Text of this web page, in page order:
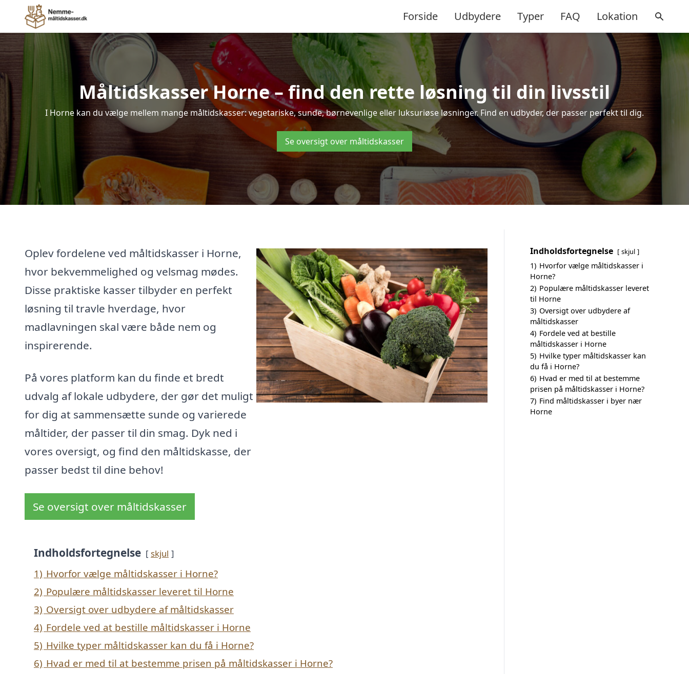
Forside Udbydere Typer FAQ Lokation
Måltidskasser Horne – find den rette løsning til din livsstil
I Horne kan du vælge mellem mange måltidskasser: vegetariske, sunde, børnevenlige eller luksuriøse løsninger. Find en udbyder, der passer perfekt til dig.
Se oversigt over måltidskasser
Oplev fordelene ved måltidskasser i Horne,
hvor bekvemmelighed og velsmag mødes.
Disse praktiske kasser tilbyder en perfekt
løsning til travle hverdage, hvor
madlavningen skal være både nem og
inspirerende.
På vores platform kan du finde et bredt
udvalg af lokale udbydere, der gør det muligt
for dig at sammensætte sunde og varierede
måltider, der passer til din smag. Dyk ned i
vores oversigt, og find den måltidskasse, der
passer bedst til dine behov!
Se oversigt over måltidskasser
Indholdsfortegnelse skjul
1) Hvorfor vælge måltidskasser i Horne?
2) Populære måltidskasser leveret til Horne
3) Oversigt over udbydere af måltidskasser
4) Fordele ved at bestille måltidskasser i Horne
5) Hvilke typer måltidskasser kan du få i Horne?
6) Hvad er med til at bestemme prisen på måltidskasser i Horne?
Indholdsfortegnelse skjul
1) Hvorfor vælge måltidskasser i
Horne?
2) Populære måltidskasser leveret
til Horne
3) Oversigt over udbydere af
måltidskasser
4) Fordele ved at bestille
måltidskasser i Horne
5) Hvilke typer måltidskasser kan
du få i Horne?
6) Hvad er med til at bestemme
prisen på måltidskasser i Horne?
7) Find måltidskasser i byer nær
Horne